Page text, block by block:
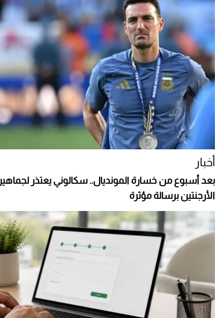
أخبار
بعد أسبوع من خسارة المونديال.. سكالوني يعتذر لجماهير
الأرجنتين برسالة مؤثرة